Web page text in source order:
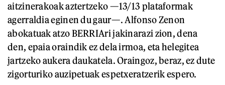
aitzinerakoak aztertzeko —13/13 plataformak
agerraldia eginen du gaur—. Alfonso Zenon
abokatuak atzo BERRIAri jakinarazi zion, dena
den, epaia oraindik ez dela irmoa, eta helegitea
jartzeko aukera daukatela. Oraingoz, beraz, ez dute
zigorturiko auzipetuak espetxeratzerik espero.